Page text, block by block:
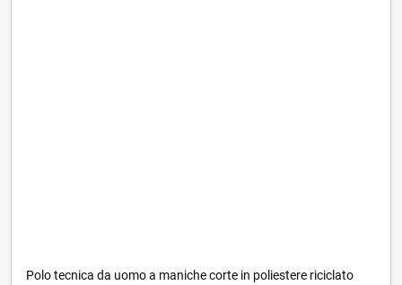
Polo tecnica da uomo a maniche corte in poliestere riciclato